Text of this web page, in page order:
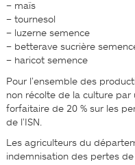
– maïs
– tournesol
– luzerne semence
– betterave sucrière
– haricot semence
Pour l’ensemble des
non récolte de la culture
forfaitaire de 20 % sur les
de l’ISN.
Les agriculteurs du
indemnisation des pertes